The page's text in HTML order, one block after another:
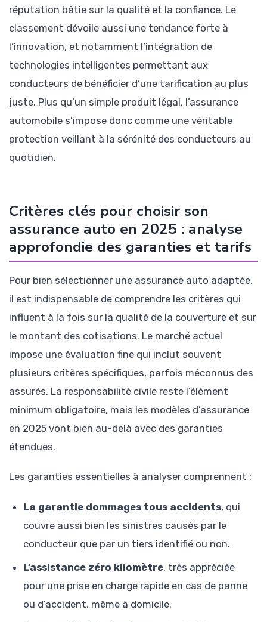
réputation bâtie sur la qualité et la confiance. Le
classement dévoile aussi une tendance forte à
l’innovation, et notamment l’intégration de
technologies intelligentes permettant aux
conducteurs de bénéficier d’une tarification au plus
juste. Plus qu’un simple produit légal, l’assurance
automobile s’impose donc comme une véritable
protection veillant à la sérénité des conducteurs au
quotidien.
Critères clés pour choisir son
assurance auto en 2025 : analyse
approfondie des garanties et tarifs
Pour bien sélectionner une assurance auto adaptée,
il est indispensable de comprendre les critères qui
influent à la fois sur la qualité de la couverture et sur
le montant des cotisations. Le marché actuel
impose une évaluation fine qui inclut souvent
plusieurs critères spécifiques, parfois méconnus des
assurés. La responsabilité civile reste l’élément
minimum obligatoire, mais les modèles d’assurance
en 2025 vont bien au-delà avec des garanties
étendues.
Les garanties essentielles à analyser comprennent :
La garantie dommages tous accidents, qui
couvre aussi bien les sinistres causés par le
conducteur que par un tiers identifié ou non.
L’assistance zéro kilomètre, très appréciée
pour une prise en charge rapide en cas de panne
ou d’accident, même à domicile.